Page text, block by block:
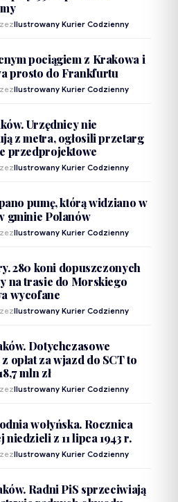
Ilustrowany Kurier Codzienny
pociągiem z Krakowa i
prosto do Frankfurtu
Ilustrowany Kurier Codzienny
Urzędnicy nie
z metra, ogłosili przetarg
przedprojektowe
Ilustrowany Kurier Codzienny
pumę, którą widziano w
gminie Polanów
Ilustrowany Kurier Codzienny
280 koni dopuszczonych
na trasie do Morskiego
wycofane
Ilustrowany Kurier Codzienny
Dotychczasowe
opłat za wjazd do SCT to
mln zł
Ilustrowany Kurier Codzienny
wołyńska. Rocznica
niedzieli z 11 lipca 1943 r.
Ilustrowany Kurier Codzienny
Radni PiS sprzeciwiają